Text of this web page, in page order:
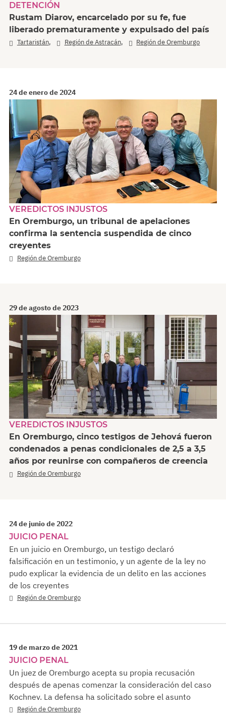
DETENCIÓN
Rustam Diarov, encarcelado por su fe, fue
liberado prematuramente y expulsado del país
Tartaristán, Región de Astracán, Región de Oremburgo
24 de enero de 2024
VEREDICTOS INJUSTOS
En Oremburgo, un tribunal de apelaciones
confirma la sentencia suspendida de cinco
creyentes
Región de Oremburgo
29 de agosto de 2023
VEREDICTOS INJUSTOS
En Oremburgo, cinco testigos de Jehová fueron
condenados a penas condicionales de 2,5 a 3,5
años por reunirse con compañeros de creencia
Región de Oremburgo
24 de junio de 2022
JUICIO PENAL
En un juicio en Oremburgo, un testigo declaró
falsificación en un testimonio, y un agente de la ley no
pudo explicar la evidencia de un delito en las acciones
de los creyentes
Región de Oremburgo
19 de marzo de 2021
JUICIO PENAL
Un juez de Oremburgo acepta su propia recusación
después de apenas comenzar la consideración del caso
Kochnev. La defensa ha solicitado sobre el asunto
Región de Oremburgo